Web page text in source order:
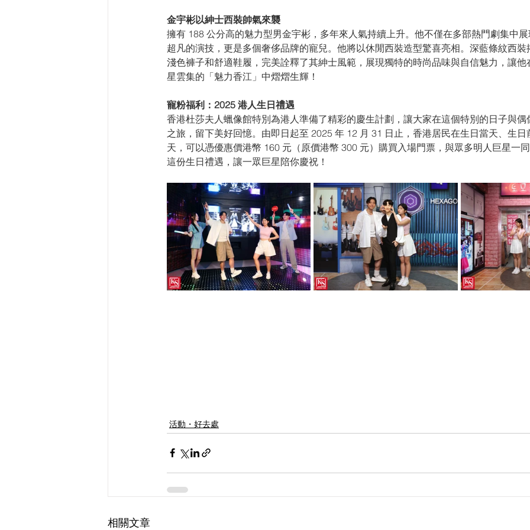
金宇彬以紳士西裝帥氣來襲
擁有 188 公分高的魅力型男金宇彬，多年來人氣持續上升。他不僅在多部熱門劇集中
超凡的演技，更是多個奢侈品牌的寵兒。他將以休閒西裝造型驚喜亮相。深藍條紋西裝
淺色褲子和舒適鞋履，完美詮釋了其紳士風範，展現獨特的時尚品味與自信魅力，讓他
星雲集的「魅力香江」中熠熠生輝！
寵粉福利：2025 港人生日禮遇
香港杜莎夫人蠟像館特別為港人準備了精彩的慶生計劃，讓大家在這個特別的日子與
之旅，留下美好回憶。由即日起至 2025 年 12 月 31 日止，香港居民在生日當天、生
天，可以憑優惠價港幣 160 元（原價港幣 300 元）購買入場門票，與眾多明人巨星一
這份生日禮遇，讓一眾巨星陪你慶祝！
活動・好去處
相關文章